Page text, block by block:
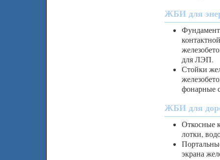
ЖБИ для
для ЛЭП.
Стойки
фонарные
ЖБИ для
Откосные
лотки,
экрана